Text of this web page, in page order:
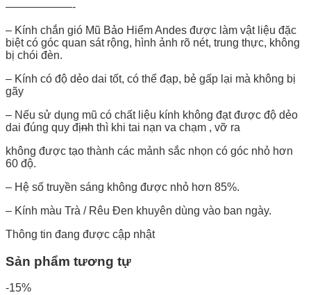
——————-
– Kính chắn gió Mũ Bảo Hiểm Andes được làm vật liệu đặc
biệt có góc quan sát rộng, hình ảnh rõ nét, trung thực, không
bị chói đèn.
– Kính có độ dẻo dai tốt, có thể đạp, bẻ gấp lại mà không bị
gãy
– Nếu sử dụng mũ có chất liệu kính không đạt được độ dẻo
dai đúng quy địᵰh thì khi tai nạn va chạm , vỡ ra
không được tạo thành các mảnh sắc nhọn có góc nhỏ hơn
60 độ.
– Hệ số truyền sáng không được nhỏ hơn 85%.
– Kính màu Trà / Rêu Đen khuyên dùng vào ban ngày.
Thông tin đang được cập nhật
Sản phẩm tương tự
-15%